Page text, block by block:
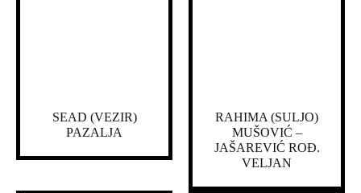
SEAD (VEZIR)
PAZALJA
RAHIMA (SULJO)
MUŠOVIĆ –
JAŠAREVIĆ ROĐ.
VELJAN